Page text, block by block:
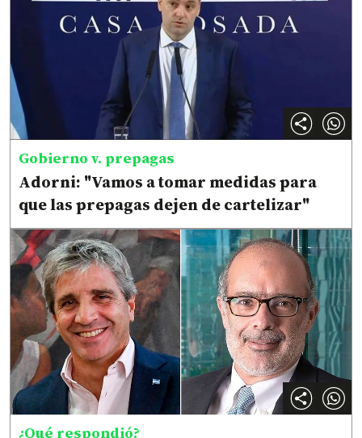
Gobierno v. prepagas
Adorni: "Vamos a tomar medidas para
que las prepagas dejen de cartelizar"
¿Qué respondió?